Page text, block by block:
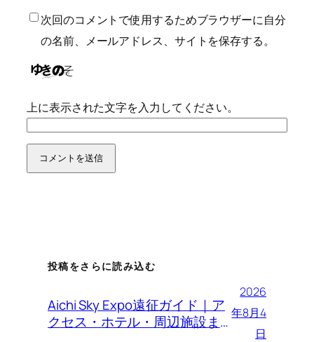
次回のコメントで使用するためブラウザーに自分
の名前、メールアドレス、サイトを保存する。
上に表示された文字を入力してください。
投稿をさらに読み込む
Aichi Sky Expo遠征ガイド｜ア
クセス・ホテル・周辺施設ま
2026
年8月4
日